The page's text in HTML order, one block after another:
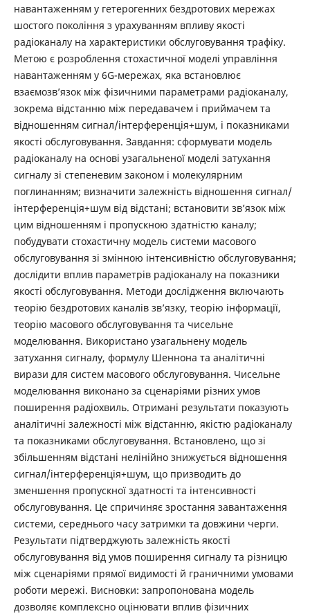
навантаженням у гетерогенних бездротових мережах
шостого покоління з урахуванням впливу якості
радіоканалу на характеристики обслуговування трафіку.
Метою є розроблення стохастичної моделі управління
навантаженням у 6G-мережах, яка встановлює
взаємозв’язок між фізичними параметрами радіоканалу,
зокрема відстанню між передавачем і приймачем та
відношенням сигнал/інтерференція+шум, і показниками
якості обслуговування. Завдання: сформувати модель
радіоканалу на основі узагальненої моделі затухання
сигналу зі степеневим законом і молекулярним
поглинанням; визначити залежність відношення сигнал/
інтерференція+шум від відстані; встановити зв’язок між
цим відношенням і пропускною здатністю каналу;
побудувати стохастичну модель системи масового
обслуговування зі змінною інтенсивністю обслуговування;
дослідити вплив параметрів радіоканалу на показники
якості обслуговування. Методи дослідження включають
теорію бездротових каналів зв’язку, теорію інформації,
теорію масового обслуговування та чисельне
моделювання. Використано узагальнену модель
затухання сигналу, формулу Шеннона та аналітичні
вирази для систем масового обслуговування. Чисельне
моделювання виконано за сценаріями різних умов
поширення радіохвиль. Отримані результати показують
аналітичні залежності між відстанню, якістю радіоканалу
та показниками обслуговування. Встановлено, що зі
збільшенням відстані нелінійно знижується відношення
сигнал/інтерференція+шум, що призводить до
зменшення пропускної здатності та інтенсивності
обслуговування. Це спричиняє зростання завантаження
системи, середнього часу затримки та довжини черги.
Результати підтверджують залежність якості
обслуговування від умов поширення сигналу та різницю
між сценаріями прямої видимості й граничними умовами
роботи мережі. Висновки: запропонована модель
дозволяє комплексно оцінювати вплив фізичних